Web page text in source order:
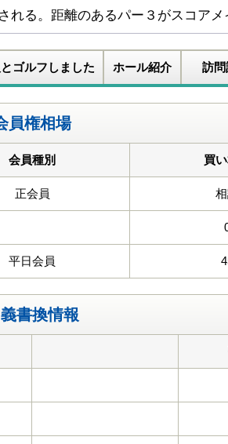
る。距離のあるパー３がスコアメ
ゴルフしました ホール紹介 訪問
員権相場
会員種別 買
正会員
平日会員
書換情報